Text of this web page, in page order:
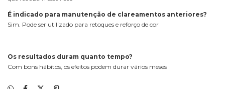
É indicado para manutenção de clareamentos anteriores?
Sim. Pode ser utilizado para retoques e reforço de cor
Os resultados duram quanto tempo?
Com bons hábitos, os efeitos podem durar vários meses